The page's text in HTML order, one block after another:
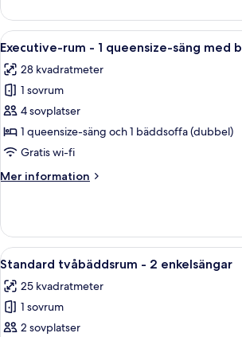
bäddsoffa
rum
1
säng
med
bäddsoffa
Öppna
alla
foton
för
Executive-
rum
-
queensize-
bäddsoffa
Ett
7
Executive-rum - 1 queensize-säng med
28 kvadratmeter
1 sovrum
4 sovplatser
1 queensize-säng och 1 bäddsoffa (dubbel)
Gratis wi-fi
Mer information
Mer
rum
1
säng
med
bäddsoffa
Öppna
alla
foton
för
Standard
Ett
8
Standard tvåbäddsrum - 2 enkelsängar
25 kvadratmeter
1 sovrum
2 sovplatser